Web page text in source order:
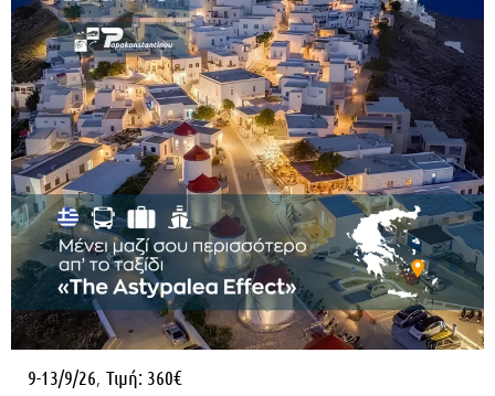
9-13/9/26, Τιμή: 360€